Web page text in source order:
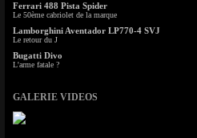
Ferrari 488 Pista Spider
Le 50ème cabriolet de la marque
Lamborghini Aventador LP770-4 SVJ
Le retour du J
Bugatti Divo
L'arme fatale ?
GALERIE VIDEOS